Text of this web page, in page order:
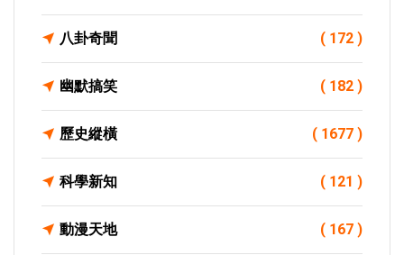
八卦奇聞 ( 172 )
幽默搞笑 ( 182 )
歷史縱橫 ( 1677 )
科學新知 ( 121 )
動漫天地 ( 167 )